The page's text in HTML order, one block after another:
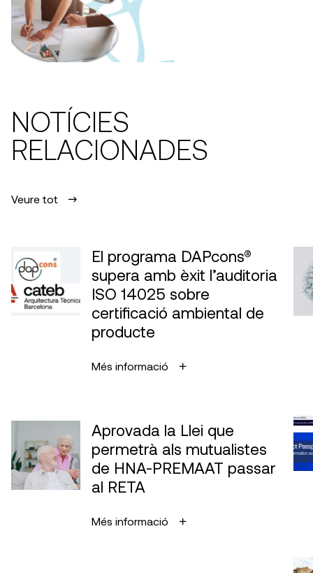
NOTÍCIES
RELACIONADES
Veure tot
El programa DAPcons®
supera amb èxit l’auditoria
ISO 14025 sobre
certificació ambiental de
producte
Més informació
Aprovada la Llei que
permetrà als mutualistes
de HNA-PREMAAT passar
al RETA
Més informació